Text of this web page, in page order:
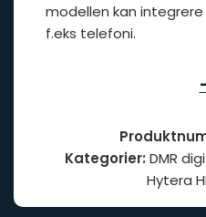
modellen kan
f.eks telefoni.
Kategorier: DMR
Hytera